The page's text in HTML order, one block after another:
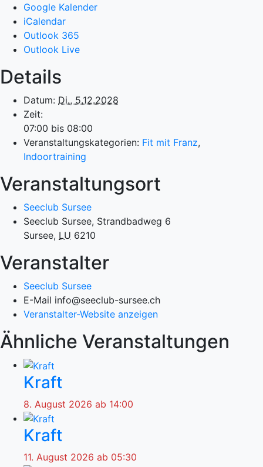
Google Kalender
iCalendar
Outlook 365
Outlook Live
Details
Datum: Di., 5.12.2028
Zeit:
07:00 bis 08:00
Veranstaltungskategorien: Fit mit Franz,
Indoortraining
Veranstaltungsort
Seeclub Sursee
Seeclub Sursee, Strandbadweg 6
Sursee, LU 6210
Veranstalter
Seeclub Sursee
E-Mail info@seeclub-sursee.ch
Veranstalter-Website anzeigen
Ähnliche Veranstaltungen
Kraft
8. August 2026 ab 14:00
Kraft
11. August 2026 ab 05:30